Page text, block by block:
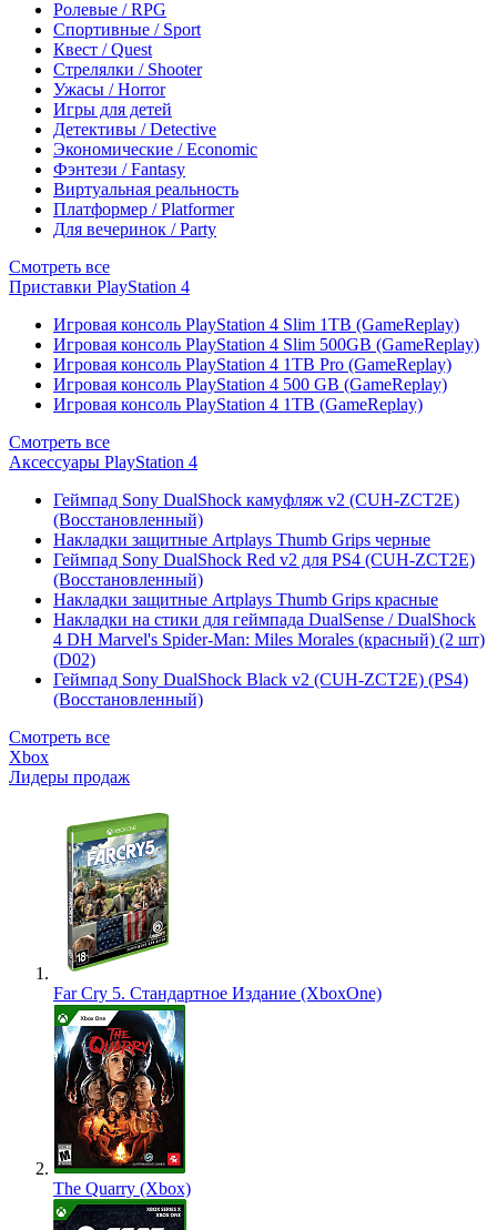
Ролевые / RPG
Спортивные / Sport
Квест / Quest
Стрелялки / Shooter
Ужасы / Horror
Игры для детей
Детективы / Detective
Экономические / Economic
Фэнтези / Fantasy
Виртуальная реальность
Платформер / Platformer
Для вечеринок / Party
Смотреть все
Приставки PlayStation 4
Игровая консоль PlayStation 4 Slim 1TB (GameReplay)
Игровая консоль PlayStation 4 Slim 500GB (GameReplay)
Игровая консоль PlayStation 4 1TB Pro (GameReplay)
Игровая консоль PlayStation 4 500 GB (GameReplay)
Игровая консоль PlayStation 4 1TB (GameReplay)
Смотреть все
Аксессуары PlayStation 4
Геймпад Sony DualShock камуфляж v2 (CUH-ZCT2E)
(Восстановленный)
Накладки защитные Artplays Thumb Grips черные
Геймпад Sony DualShock Red v2 для PS4 (CUH-ZCT2E)
(Восстановленный)
Накладки защитные Artplays Thumb Grips красные
Накладки на стики для геймпада DualSense / DualShock
4 DH Marvel's Spider-Man: Miles Morales (красный) (2 шт)
(D02)
Геймпад Sony DualShock Black v2 (CUH-ZCT2E) (PS4)
(Восстановленный)
Смотреть все
Xbox
Лидеры продаж
Far Cry 5. Стандартное Издание (XboxOne)
The Quarry (Xbox)